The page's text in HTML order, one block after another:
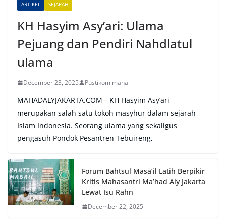
ARTIKEL SEJARAH
KH Hasyim Asy’ari: Ulama
Pejuang dan Pendiri Nahdlatul
ulama
December 23, 2025 Pustikom maha
MAHADALYJAKARTA.COM—KH Hasyim Asy’ari
merupakan salah satu tokoh masyhur dalam sejarah
Islam Indonesia. Seorang ulama yang sekaligus
pengasuh Pondok Pesantren Tebuireng,
Forum Bahtsul Masā’il Latih Berpikir
Kritis Mahasantri Ma’had Aly Jakarta
Lewat Isu Rahn
December 22, 2025